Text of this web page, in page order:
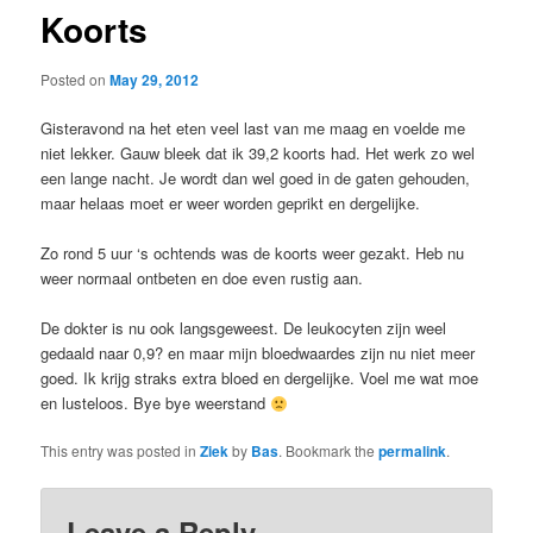
Koorts
Posted onMay 29, 2012
Gisteravond na het eten veel last van me maag en voelde me
niet lekker. Gauw bleek dat ik 39,2 koorts had. Het werk zo wel
een lange nacht. Je wordt dan wel goed in de gaten gehouden,
maar helaas moet er weer worden geprikt en dergelijke.
Zo rond 5 uur ‘s ochtends was de koorts weer gezakt. Heb nu
weer normaal ontbeten en doe even rustig aan.
De dokter is nu ook langsgeweest. De leukocyten zijn weel
gedaald naar 0,9? en maar mijn bloedwaardes zijn nu niet meer
goed. Ik krijg straks extra bloed en dergelijke. Voel me wat moe
en lusteloos. Bye bye weerstand
This entry was posted inZiekby Bas. Bookmark thepermalink.